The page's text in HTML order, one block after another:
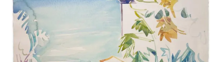
CATALOGUE DES OEUVRES
CONTACT